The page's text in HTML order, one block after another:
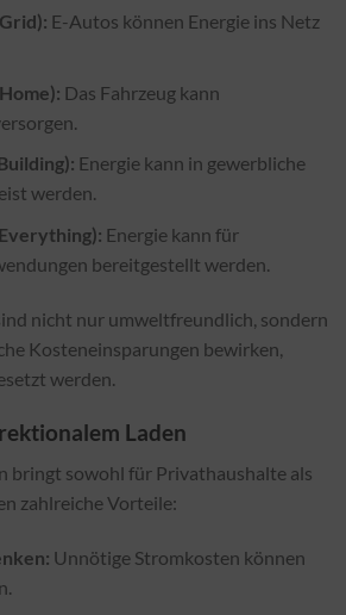
E-Autos können Energie ins Netz
Das Fahrzeug kann
Energie kann in gewerbliche
werden.
Energie kann für
bereitgestellt werden.
nicht nur umweltfreundlich, sondern
Kosteneinsparungen bewirken,
werden.
Laden
bringt sowohl für Privathaushalte als
zahlreiche Vorteile:
Unnötige Stromkosten können